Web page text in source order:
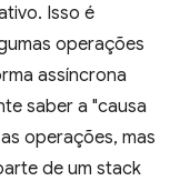
Isso é
operações
assíncrona
saber a "causa
operações, mas
de um stack